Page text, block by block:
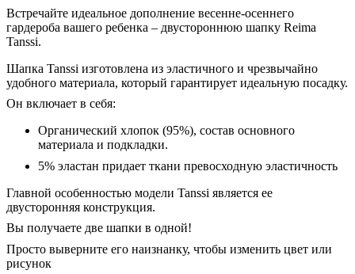
Встречайте идеальное дополнение весенне-осеннего
гардероба вашего ребенка – двустороннюю шапку Reima
Tanssi.
Шапка Tanssi изготовлена ​​из эластичного и чрезвычайно
удобного материала, который гарантирует идеальную посадку.
Он включает в себя:
Органический хлопок (95%), состав основного
материала и подкладки.
5% эластан придает ткани превосходную эластичность
Главной особенностью модели Tanssi является ее
двусторонняя конструкция.
Вы получаете две шапки в одной!
Просто выверните его наизнанку, чтобы изменить цвет или
рисунок